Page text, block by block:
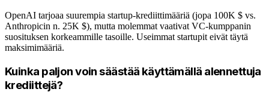
OpenAI tarjoaa suurempia startup-krediittimääriä (jopa 100K $ vs.
Anthropicin n. 25K $), mutta molemmat vaativat VC-kumppanin
suosituksen korkeammille tasoille. Useimmat startupit eivät täytä
maksimimääriä.
Kuinka paljon voin säästää käyttämällä alennettuja
krediittejä?